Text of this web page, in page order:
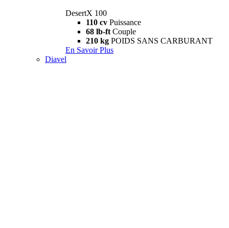
DesertX 100
110 cv Puissance
68 lb-ft Couple
210 kg POIDS SANS CARBURANT
En Savoir Plus
Diavel